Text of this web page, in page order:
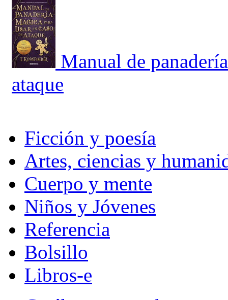
Manual de
ataque
Ficción y poesía
Artes, ciencias y
Cuerpo y mente
Niños y Jóvenes
Referencia
Bolsillo
Libros-e